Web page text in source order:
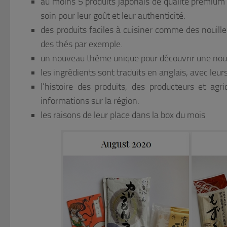
soin pour leur goût et leur authenticité.
des produits faciles à cuisiner comme des
des thés par exemple.
un nouveau thème unique pour découvrir une
les ingrédients sont traduits en anglais, avec
l’histoire des produits, des producteurs et
informations sur la région.
les raisons de leur place dans la box du mois